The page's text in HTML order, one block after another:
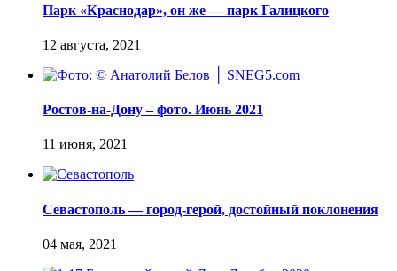
Парк «Краснодар», он же — парк Галицкого
Ростов-на-Дону – фото. Июнь 2021
Севастополь — город-герой, достойный поклонения